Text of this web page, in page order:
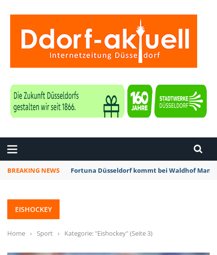
BREAKING NEWS Fortuna Düsseldorf kommt bei Waldhof
EISHOCKEY
Home › Sport › Kategorie: "Eishockey"(Seite 3)